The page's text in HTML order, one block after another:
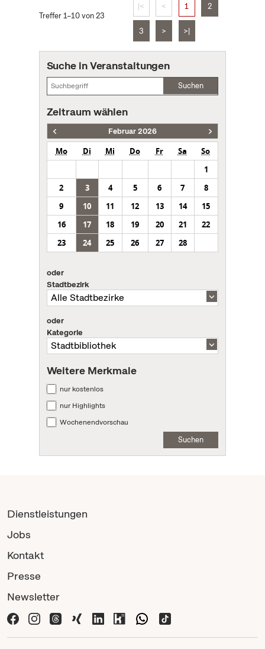
Treffer 1–10 von 23
|< < 1 2
3 > >|
Suche in Veranstaltungen
Suchen
Zeitraum wählen
Februar 2026
Mo Di Mi Do Fr Sa
So
1
2
3 4 5 6 7
8
9
10 11 12 13 14
15
16
17 18 19 20 21
22
23
24 25 26 27 28
oder
Stadtbezirk
oder
Kategorie
Weitere Merkmale
nur kostenlos
nur Highlights
Wochenendvorschau
Suchen
Dienstleistungen
Jobs
Kontakt
Presse
Newsletter